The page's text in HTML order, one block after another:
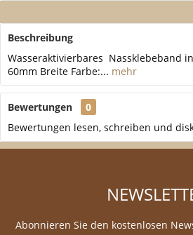
Beschreibung
Wasseraktivierbares Nassklebeband
60mm Breite Farbe:... mehr
Bewertungen
0
Bewertungen lesen, schreiben und
Abonnieren Sie den kostenlosen